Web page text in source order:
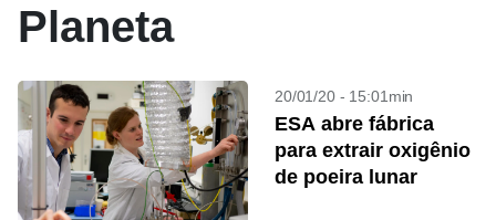
Planeta
20/01/20 - 15:01min
ESA abre fábrica
para extrair oxigênio
de poeira lunar